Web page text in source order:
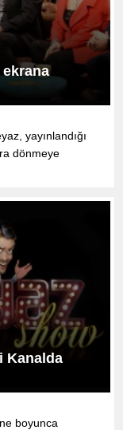
yayınlandığı
dönmeye
Kanalda
boyunca